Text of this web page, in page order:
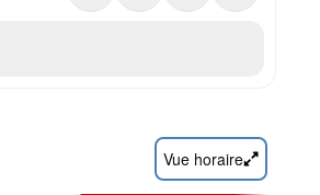
Vue horaire